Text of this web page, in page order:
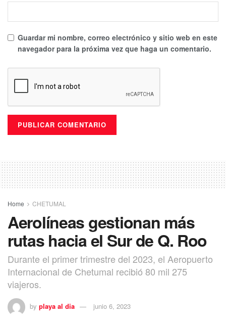
Guardar mi nombre, correo electrónico y sitio web en este
navegador para la próxima vez que haga un comentario.
Home CHETUMAL
Aerolíneas gestionan más
rutas hacia el Sur de Q. Roo
Durante el primer trimestre del 2023, el Aeropuerto
Internacional de Chetumal recibió 80 mil 275
viajeros.
by playa al dia junio 6, 2023